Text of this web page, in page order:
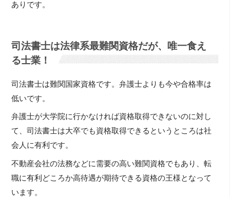
ありです。
司法書士は法律系最難関資格だが、唯一食え
る士業！
司法書士は難関国家資格です。弁護士よりも今や合格率は
低いです。
弁護士が大学院に行かなければ資格取得できないのに対し
て、司法書士は大卒でも資格取得できるというところは社
会人に有利です。
不動産会社の法務などに需要の高い難関資格でもあり、転
職に有利どころか高待遇が期待できる資格の王様となって
います。